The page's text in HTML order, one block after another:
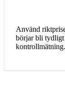
Använd
börjar bli
kontrollmätning.